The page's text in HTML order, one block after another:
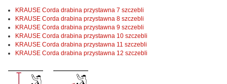
KRAUSE Corda drabina przystawna 7 szczebli
KRAUSE Corda drabina przystawna 8 szczebli
KRAUSE Corda drabina przystawna 9 szczebli
KRAUSE Corda drabina przystawna 10 szczebli
KRAUSE Corda drabina przystawna 11 szczebli
KRAUSE Corda drabina przystawna 12 szczebli